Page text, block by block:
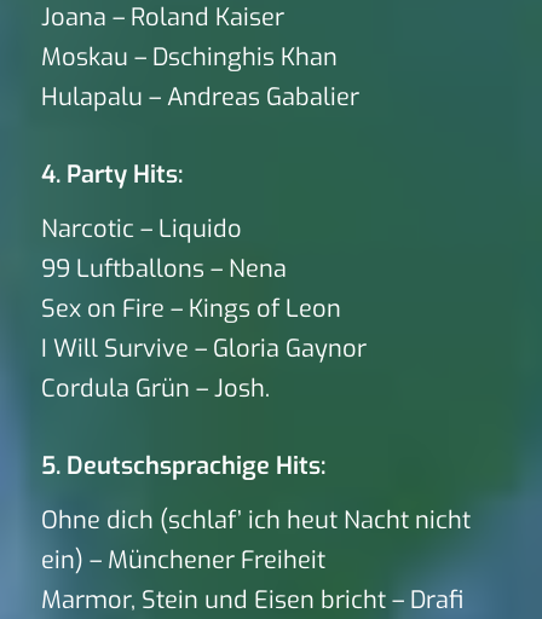
Joana – Roland Kaiser
Moskau – Dschinghis Khan
Hulapalu – Andreas Gabalier
4. Party Hits:
Narcotic – Liquido
99 Luftballons – Nena
Sex on Fire – Kings of Leon
I Will Survive – Gloria Gaynor
Cordula Grün – Josh.
5. Deutschsprachige Hits:
Ohne dich (schlaf’ ich heut Nacht nicht
ein) – Münchener Freiheit
Marmor, Stein und Eisen bricht – Drafi